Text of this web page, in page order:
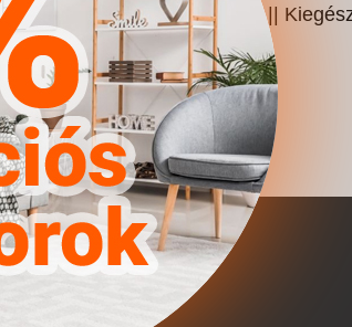
Anyagok: Laminált forgácslap ||